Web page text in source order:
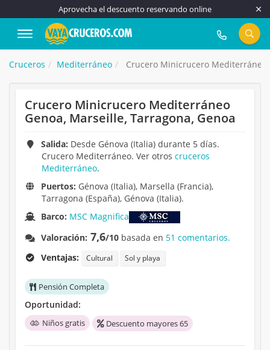
Aprovecha el descuento reservando online
917 815 555
Cruceros Mediterráneo Crucero Minicrucero Mediterráneo
Crucero Minicrucero Mediterráneo
Genoa, Marseille, Tarragona, Genoa
Salida: Desde Génova (Italia) durante 5 días.
Crucero Mediterráneo. Ver otros cruceros
Mediterráneo.
Puertos: Génova (Italia), Marsella (Francia),
Tarragona (España), Génova (Italia).
Barco: MSC Magnifica
Valoración: 7,6/10 basada en 51 comentarios.
Ventajas:
Cultural Sol y playa
Pensión Completa
Oportunidad:
Niños gratis Descuento mayores 65